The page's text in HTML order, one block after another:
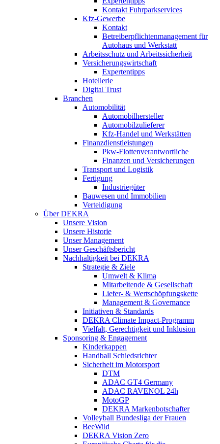
Kontakt Fuhrparkservices
Kfz-Gewerbe
Kontakt
Betreiberpflichtenmanagement für
Autohaus und Werkstatt
Arbeitsschutz und Arbeitssicherheit
Versicherungswirtschaft
Expertentipps
Hotellerie
Digital Trust
Branchen
Automobilität
Automobilhersteller
Automobilzulieferer
Kfz-Handel und Werkstätten
Finanzdienstleistungen
Pkw‑Flottenverantwortliche
Finanzen und Versicherungen
Transport und Logistik
Fertigung
Industriegüter
Bauwesen und Immobilien
Verteidigung
Über DEKRA
Unsere Vision
Unsere Historie
Unser Management
Unser Geschäftsbericht
Nachhaltigkeit bei DEKRA
Strategie & Ziele
Umwelt & Klima
Mitarbeitende & Gesellschaft
Liefer- & Wertschöpfungskette
Management & Governance
Initiativen & Standards
DEKRA Climate Impact-Programm
Vielfalt, Gerechtigkeit und Inklusion​
Sponsoring & Engagement
Kinderkappen
Handball Schiedsrichter
Sicherheit im Motorsport
DTM
ADAC GT4 Germany
ADAC RAVENOL 24h
MotoGP
DEKRA Markenbotschafter
Volleyball Bundesliga der Frauen
BeeWild
DEKRA Vision Zero